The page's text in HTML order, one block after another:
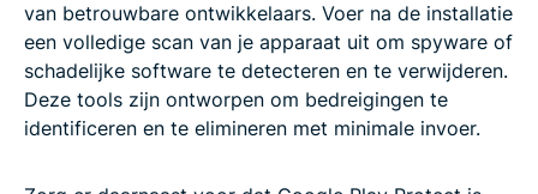
van betrouwbare ontwikkelaars. Voer na de installatie
een volledige scan van je apparaat uit om spyware of
schadelijke software te detecteren en te verwijderen.
Deze tools zijn ontworpen om bedreigingen te
identificeren en te elimineren met minimale invoer.